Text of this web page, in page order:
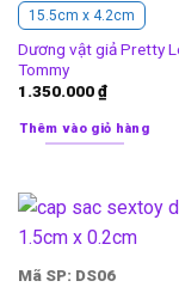
15.5cm x 4.2cm
Dương vật giả Pretty
Tommy
1.350.000₫
Thêm vào giỏ hàng
Mã SP: DS06